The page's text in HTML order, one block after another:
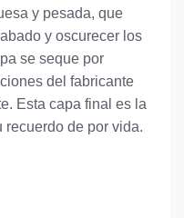
y pesada, que
y oscurecer los
se seque por
del fabricante
Esta capa final es la
recuerdo de por vida.